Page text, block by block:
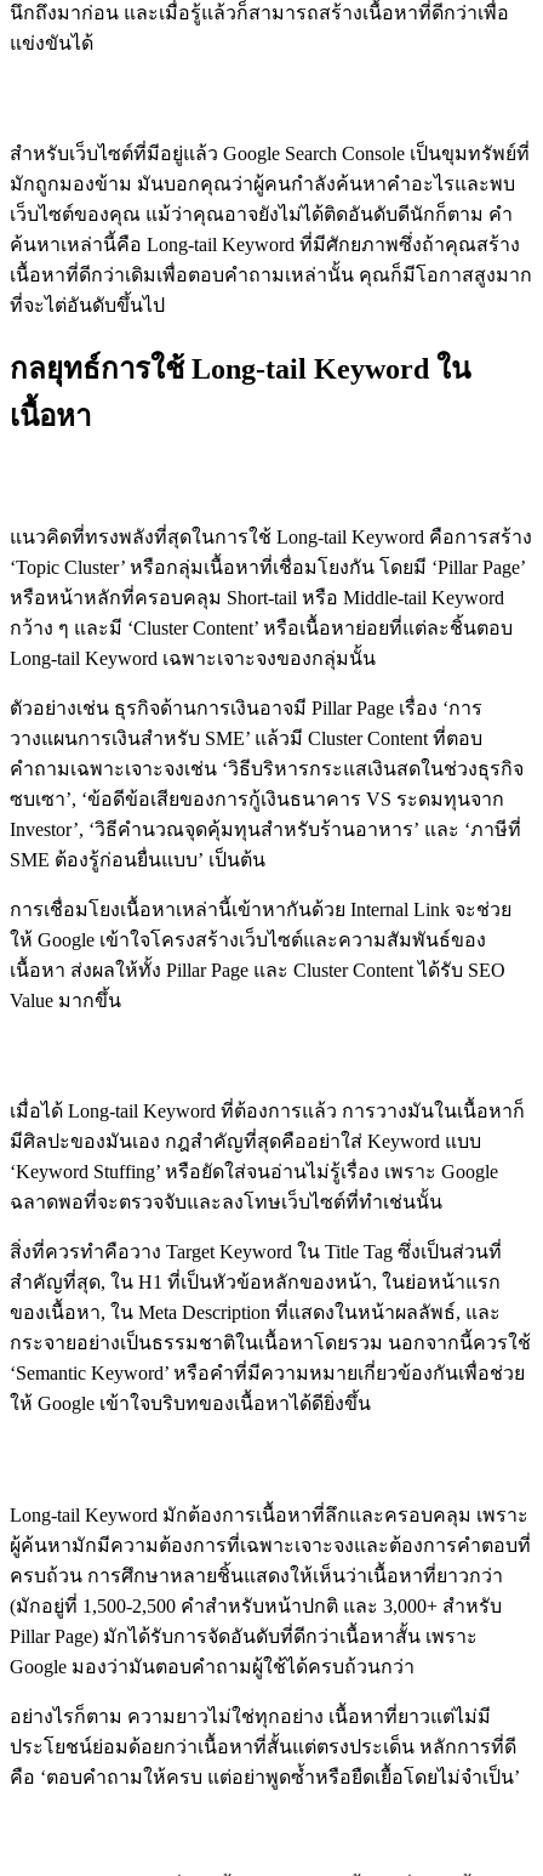
นึกถึงมาก่อน และเมื่อรู้แล้วก็สามารถสร้างเนื้อหาที่ดีกว่าเพื่อ
แข่งขันได้
สำหรับเว็บไซต์ที่มีอยู่แล้ว Google Search Console เป็นขุมทรัพย์ที่
มักถูกมองข้าม มันบอกคุณว่าผู้คนกำลังค้นหาคำอะไรและพบ
เว็บไซต์ของคุณ แม้ว่าคุณอาจยังไม่ได้ติดอันดับดีนักก็ตาม คำ
ค้นหาเหล่านี้คือ Long-tail Keyword ที่มีศักยภาพซึ่งถ้าคุณสร้าง
เนื้อหาที่ดีกว่าเดิมเพื่อตอบคำถามเหล่านั้น คุณก็มีโอกาสสูงมาก
ที่จะไต่อันดับขึ้นไป
กลยุทธ์การใช้ Long-tail Keyword ใน
เนื้อหา
แนวคิดที่ทรงพลังที่สุดในการใช้ Long-tail Keyword คือการสร้าง
‘Topic Cluster’ หรือกลุ่มเนื้อหาที่เชื่อมโยงกัน โดยมี ‘Pillar Page’
หรือหน้าหลักที่ครอบคลุม Short-tail หรือ Middle-tail Keyword
กว้าง ๆ และมี ‘Cluster Content’ หรือเนื้อหาย่อยที่แต่ละชิ้นตอบ
Long-tail Keyword เฉพาะเจาะจงของกลุ่มนั้น
ตัวอย่างเช่น ธุรกิจด้านการเงินอาจมี Pillar Page เรื่อง ‘การ
วางแผนการเงินสำหรับ SME’ แล้วมี Cluster Content ที่ตอบ
คำถามเฉพาะเจาะจงเช่น ‘วิธีบริหารกระแสเงินสดในช่วงธุรกิจ
ซบเซา’, ‘ข้อดีข้อเสียของการกู้เงินธนาคาร VS ระดมทุนจาก
Investor’, ‘วิธีคำนวณจุดคุ้มทุนสำหรับร้านอาหาร’ และ ‘ภาษีที่
SME ต้องรู้ก่อนยื่นแบบ’ เป็นต้น
การเชื่อมโยงเนื้อหาเหล่านี้เข้าหากันด้วย Internal Link จะช่วย
ให้ Google เข้าใจโครงสร้างเว็บไซต์และความสัมพันธ์ของ
เนื้อหา ส่งผลให้ทั้ง Pillar Page และ Cluster Content ได้รับ SEO
Value มากขึ้น
เมื่อได้ Long-tail Keyword ที่ต้องการแล้ว การวางมันในเนื้อหาก็
มีศิลปะของมันเอง กฎสำคัญที่สุดคืออย่าใส่ Keyword แบบ
‘Keyword Stuffing’ หรือยัดใส่จนอ่านไม่รู้เรื่อง เพราะ Google
ฉลาดพอที่จะตรวจจับและลงโทษเว็บไซต์ที่ทำเช่นนั้น
สิ่งที่ควรทำคือวาง Target Keyword ใน Title Tag ซึ่งเป็นส่วนที่
สำคัญที่สุด, ใน H1 ที่เป็นหัวข้อหลักของหน้า, ในย่อหน้าแรก
ของเนื้อหา, ใน Meta Description ที่แสดงในหน้าผลลัพธ์, และ
กระจายอย่างเป็นธรรมชาติในเนื้อหาโดยรวม นอกจากนี้ควรใช้
‘Semantic Keyword’ หรือคำที่มีความหมายเกี่ยวข้องกันเพื่อช่วย
ให้ Google เข้าใจบริบทของเนื้อหาได้ดียิ่งขึ้น
Long-tail Keyword มักต้องการเนื้อหาที่ลึกและครอบคลุม เพราะ
ผู้ค้นหามักมีความต้องการที่เฉพาะเจาะจงและต้องการคำตอบที่
ครบถ้วน การศึกษาหลายชิ้นแสดงให้เห็นว่าเนื้อหาที่ยาวกว่า
(มักอยู่ที่ 1,500-2,500 คำสำหรับหน้าปกติ และ 3,000+ สำหรับ
Pillar Page) มักได้รับการจัดอันดับที่ดีกว่าเนื้อหาสั้น เพราะ
Google มองว่ามันตอบคำถามผู้ใช้ได้ครบถ้วนกว่า
อย่างไรก็ตาม ความยาวไม่ใช่ทุกอย่าง เนื้อหาที่ยาวแต่ไม่มี
ประโยชน์ย่อมด้อยกว่าเนื้อหาที่สั้นแต่ตรงประเด็น หลักการที่ดี
คือ ‘ตอบคำถามให้ครบ แต่อย่าพูดซ้ำหรือยืดเยื้อโดยไม่จำเป็น’